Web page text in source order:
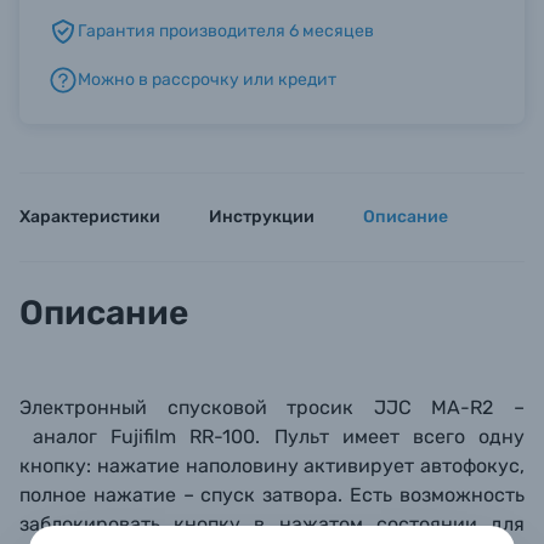
Б/У фототехника (Комиссионные товары)
Гарантия производителя 6 месяцев
Можно в рассрочку или кредит
Характеристики Инструкции Описание
Описание
Электронный спусковой тросик JJC MA-R2
–
аналог Fujifilm RR-100. Пульт имеет всего одну
кнопку: нажатие наполовину активирует автофокус,
полное нажатие – спуск затвора. Есть возможность
заблокировать кнопку в нажатом состоянии для